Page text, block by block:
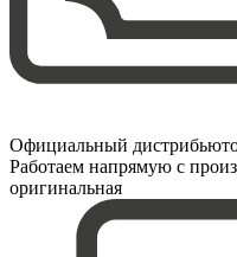
Официальный
Работаем напрямую с
оригинальная